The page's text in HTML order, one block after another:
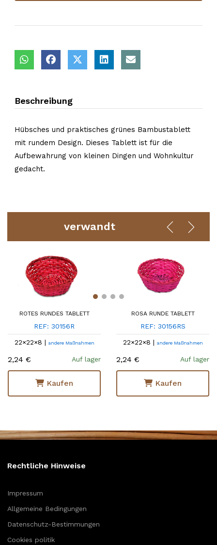
Beschreibung
Hübsches und praktisches grünes Bambustablett
mit rundem Design. Dieses Tablett ist für die
Aufbewahrung von kleinen Dingen und Wohnkultur
gedacht.
verwandt
ROTES RUNDES TABLETT
REF: 30156R
22×22×8 | andere Maßnahmen
2,24 € Auf lager
Kaufen
ROSA RUNDE TABLETT
REF: 30156RS
22×22×8 | andere Maßnahmen
2,24 € Auf lager
Kaufen
Rechtliche Hinweise
Impressum
Allgemeine Bedingungen
Datenschutz-Bestimmungen
Cookies politik